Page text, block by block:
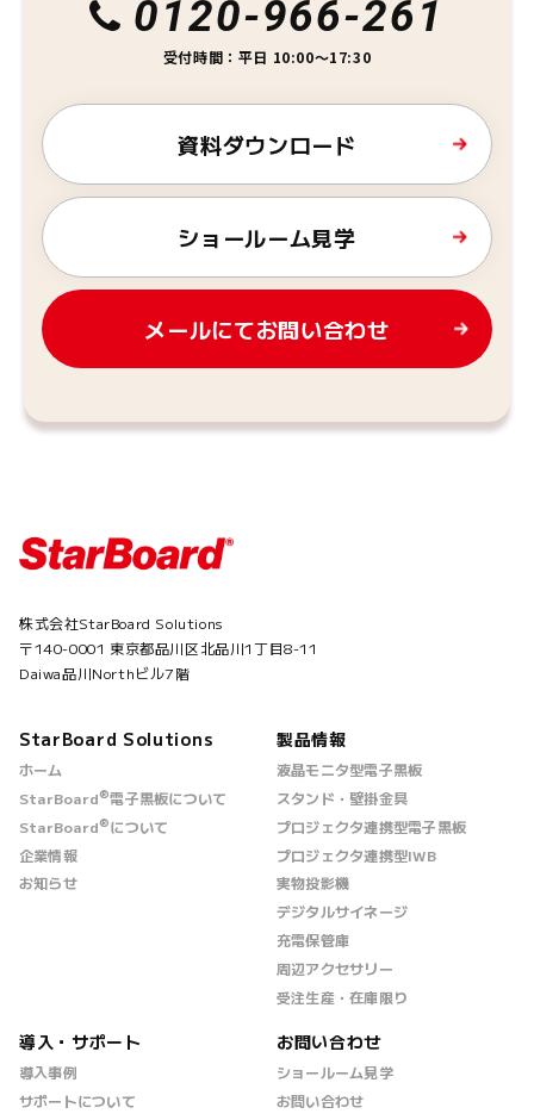
0120-966-261
受付時間：平日 10:00～17:30
資料ダウンロード
ショールーム見学
メールにてお問い合わせ
株式会社StarBoard Solutions
〒140-0001 東京都品川区北品川1丁目8-11
Daiwa品川Northビル7階
StarBoard Solutions
ホーム
StarBoard®電子黒板について
StarBoard®について
企業情報
お知らせ
製品情報
液晶モニタ型電子黒板
スタンド・壁掛金具
プロジェクタ連携型電子黒板
プロジェクタ連携型IWB
実物投影機
デジタルサイネージ
充電保管庫
周辺アクセサリー
受注生産・在庫限り
導入・サポート
導入事例
サポートについて
お問い合わせ
ショールーム見学
お問い合わせ